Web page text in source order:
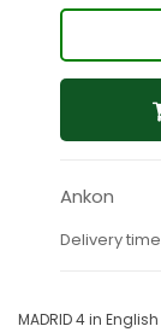
Ankon
Delivery
MADRID 4 in